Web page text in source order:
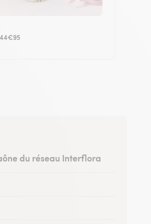
44€95
du réseau Interflora